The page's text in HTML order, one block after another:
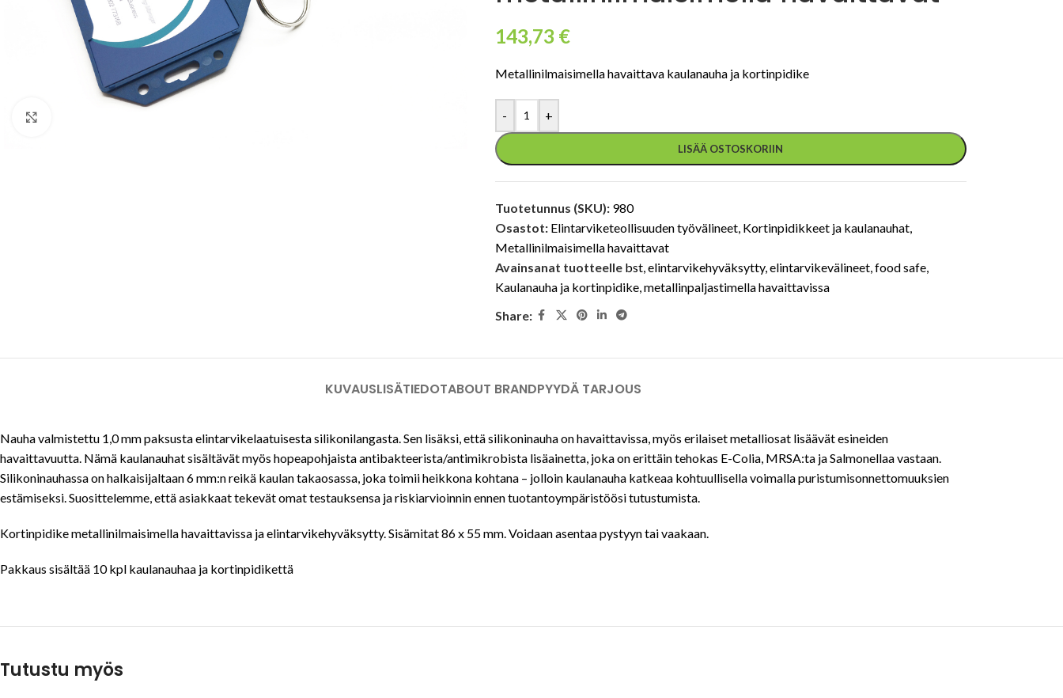
Tuulilasi- ja aurinkopaneeli-
teollisuuden turvaveitset
143,73 €
Metallinilmaisimella havaittava kaulanauha ja kortinpidike
- +
LISÄÄ OSTOSKORIIN
Tuotetunnus (SKU): 980
Osastot: Elintarviketeollisuuden työvälineet, Kortinpidikkeet ja kaulanauhat,
Metallinilmaisimella havaittavat
Avainsanat tuotteelle bst, elintarvikehyväksytty, elintarvikevälineet, food safe,
Kaulanauha ja kortinpidike, metallinpaljastimella havaittavissa
Share:
KUVAUSLISÄTIEDOTABOUT BRANDPYYDÄ TARJOUS
Nauha valmistettu 1,0 mm paksusta elintarvikelaatuisesta silikonilangasta. Sen lisäksi, että silikoninauha on havaittavissa, myös erilaiset metalliosat lisäävät esineiden
havaittavuutta. Nämä kaulanauhat sisältävät myös hopeapohjaista antibakteerista/antimikrobista lisäainetta, joka on erittäin tehokas E-Colia, MRSA:ta ja Salmonellaa vastaan.
Silikoninauhassa on halkaisijaltaan 6 mm:n reikä kaulan takaosassa, joka toimii heikkona kohtana – jolloin kaulanauha katkeaa kohtuullisella voimalla puristumisonnettomuuksien
estämiseksi. Suosittelemme, että asiakkaat tekevät omat testauksensa ja riskiarvioinnin ennen tuotantoympäristöösi tutustumista.
Kortinpidike metallinilmaisimella havaittavissa ja elintarvikehyväksytty. Sisämitat 86 x 55 mm. Voidaan asentaa pystyyn tai vaakaan.
Pakkaus sisältää 10 kpl kaulanauhaa ja kortinpidikettä
Tutustu myös